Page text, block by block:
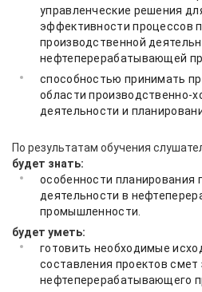
управленческие решения
эффективности процессов
производственной
нефтеперерабатывающей
способностью принимать
области производственно-
деятельности и
По результатам обучения
будет знать:
особенности планирования
деятельности в
промышленности.
будет уметь:
готовить необходимые
составления проектов смет
нефтеперерабатывающего